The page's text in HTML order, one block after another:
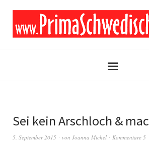
Sei kein Arschloch &
5. September 2015 von Joanna Michel Kommentare 5